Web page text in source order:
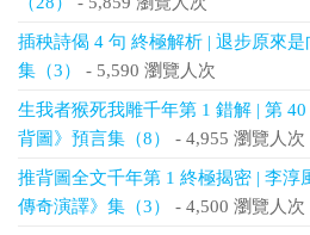
插秧詩偈 4 句 終極解析 | 退步原來是
集（3）
- 5,590 瀏覽人次
生我者猴死我雕千年第 1 錯解 | 第
背圖》預言集（8）
- 4,955 瀏覽人次
推背圖全文千年第 1 終極揭密 | 李淳
傳奇演譯》集（3）
- 4,500 瀏覽人次